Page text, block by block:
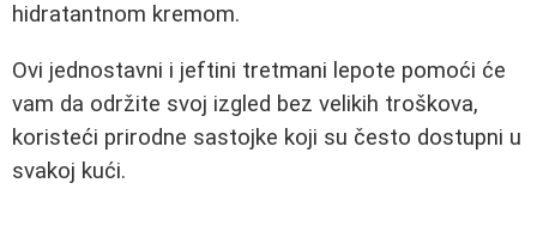
hidratantnom kremom.
Ovi jednostavni i jeftini tretmani lepote pomoći će
vam da održite svoj izgled bez velikih troškova,
koristeći prirodne sastojke koji su često dostupni u
svakoj kući.